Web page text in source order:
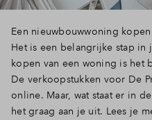
Een nieuwbouwwoning
Het is een belangrijke stap in
kopen van een woning is het
De verkoopstukken voor De
online. Maar, wat staat er in
het graag aan je uit. Lees je